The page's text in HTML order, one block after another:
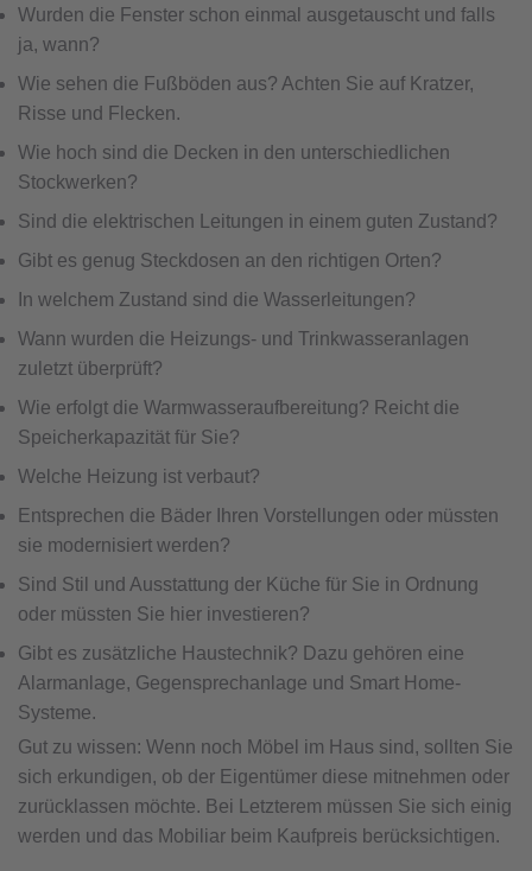
Wurden die Fenster schon einmal ausgetauscht und falls
ja, wann?
Wie sehen die Fußböden aus? Achten Sie auf Kratzer,
Risse und Flecken.
Wie hoch sind die Decken in den unterschiedlichen
Stockwerken?
Sind die elektrischen Leitungen in einem guten Zustand?
Gibt es genug Steckdosen an den richtigen Orten?
In welchem Zustand sind die Wasserleitungen?
Wann wurden die Heizungs- und Trinkwasseranlagen
zuletzt überprüft?
Wie erfolgt die Warmwasseraufbereitung? Reicht die
Speicherkapazität für Sie?
Welche Heizung ist verbaut?
Entsprechen die Bäder Ihren Vorstellungen oder müssten
sie modernisiert werden?
Sind Stil und Ausstattung der Küche für Sie in Ordnung
oder müssten Sie hier investieren?
Gibt es zusätzliche Haustechnik? Dazu gehören eine
Alarmanlage, Gegensprechanlage und Smart Home-
Systeme.
Gut zu wissen: Wenn noch Möbel im Haus sind, sollten Sie
sich erkundigen, ob der Eigentümer diese mitnehmen oder
zurücklassen möchte. Bei Letzterem müssen Sie sich einig
werden und das Mobiliar beim Kaufpreis berücksichtigen.